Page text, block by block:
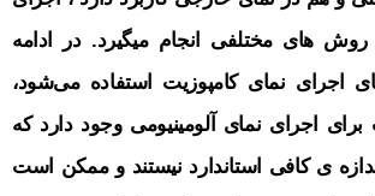
روش های مختلفی انجام میگیرد. در ادامه
نمای کامپوزیت استفاده می‌شود،
اجرای نمای آلومینیومی وجود دارد که
ی کافی استاندارد نیستند و ممکن است